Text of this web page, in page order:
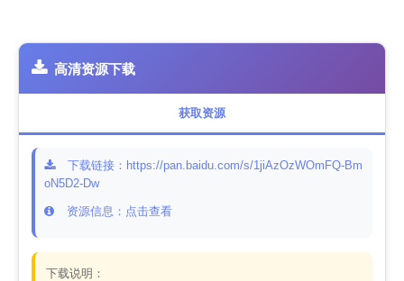
高清资源下载
获取资源
下载链接：https://pan.baidu.com/s/1jiAzOzWOmFQ-Bm
oN5D2-Dw
资源信息：点击查看
下载说明：